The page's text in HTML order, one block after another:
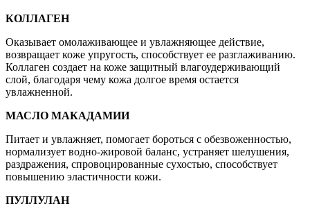
КОЛЛАГЕН
Оказывает омолаживающее и увлажняющее действие,
возвращает коже упругость, способствует ее разглаживанию.
Коллаген создает на коже защитный влагоудерживающий
слой, благодаря чему кожа долгое время остается
увлажненной.
МАСЛО МАКАДАМИИ
Питает и увлажняет, помогает бороться с обезвоженностью,
нормализует водно-жировой баланс, устраняет шелушения,
раздражения, спровоцированные сухостью, способствует
повышению эластичности кожи.
ПУЛЛУЛАН